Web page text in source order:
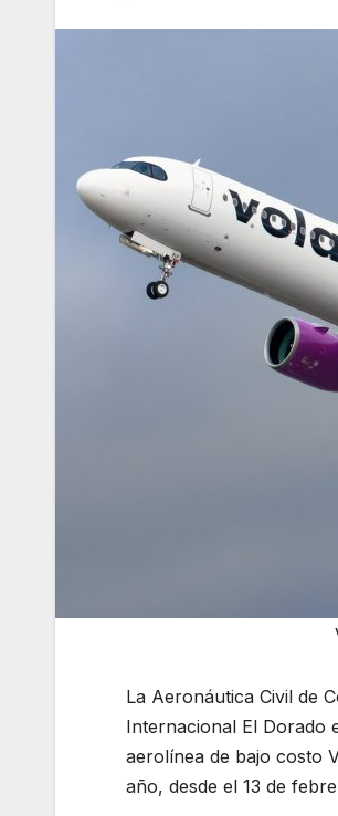
La Aeronáutica Civil de
Internacional El
aerolínea de bajo costo
año, desde el 13 de